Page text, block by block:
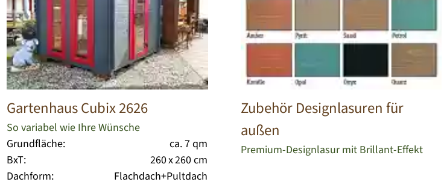
Gartenhaus Cubix 2626
So variabel wie Ihre Wünsche
Grundfläche:
ca. 7 qm
BxT:
260 x 260 cm
Dachform:
Flachdach+Pultdach
Zubehör Designlasuren für
außen
Premium-Designlasur mit Brillant-Effekt